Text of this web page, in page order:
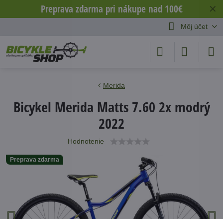
✕
Preprava zdarma pri nákupe nad 100€
Môj účet
Preprava zdarma
Merida
Bicykel Merida Matts 7.60 2x modrý
2022
Hodnotenie